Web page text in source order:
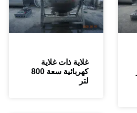
غلاية ذات غلاية
كهربائية سعة 800